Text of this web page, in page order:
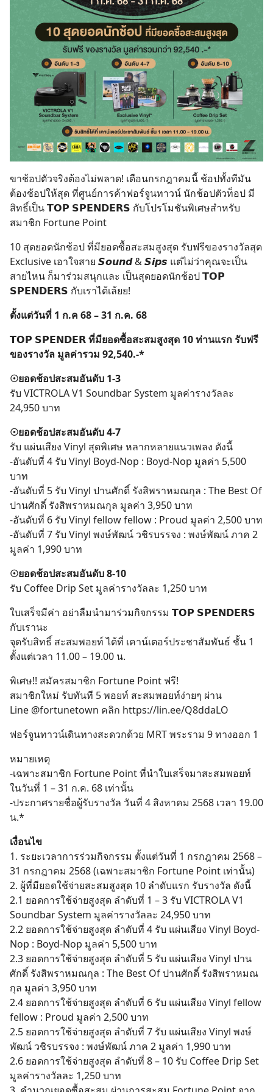
ขาช้อปตัวจริงต้องไม่พลาด! เดือนกรกฎาคมนี้ ช้อปทั้งทีมัน
ต้องช้อปให้สุด ที่ศูนย์การค้าฟอร์จูนทาวน์ นักช้อปตัวท็อป มี
สิทธิ์เป็น 𝗧𝗢𝗣 𝗦𝗣𝗘𝗡𝗗𝗘𝗥𝗦 กับโปรโมชันพิเศษสำหรับ
สมาชิก Fortune Point
10 สุดยอดนักช้อป ที่มียอดซื้อสะสมสูงสุด รับฟรีของรางวัลสุด
Exclusive เอาใจสาย 𝙎𝙤𝙪𝙣𝙙 & 𝙎𝙞𝙥𝙨 แต่ไม่ว่าคุณจะเป็น
สายไหน ก็มาร่วมสนุกและ เป็นสุดยอดนักช้อป 𝗧𝗢𝗣
𝗦𝗣𝗘𝗡𝗗𝗘𝗥𝗦 กับเราได้เล้ยย!
ตั้งแต่วันที่ 1 ก.ค 68 – 31 ก.ค. 68
𝗧𝗢𝗣 𝗦𝗣𝗘𝗡𝗗𝗘𝗥 ที่มียอดซื้อสะสมสูงสุด 10 ท่านแรก รับฟรี
ของรางวัล มูลค่ารวม 92,540.-*
☉ยอดช้อปสะสมอันดับ 1-3​
รับ VICTROLA V1 Soundbar System มูลค่ารางวัลละ
24,950 บาท
☉ยอดช้อปสะสมอันดับ 4-7
รับ แผ่นเสียง Vinyl สุดพิเศษ หลากหลายแนวเพลง ดังนี้
-อันดับที่ 4 รับ Vinyl Boyd-Nop : Boyd-Nop มูลค่า 5,500
บาท
-อันดับที่ 5 รับ Vinyl ปานศักดิ์ รังสิพราหมณกุล : The Best Of
ปานศักดิ์ รังสิพราหมณกุล มูลค่า 3,950 บาท
-อันดับที่ 6 รับ Vinyl fellow fellow : Proud มูลค่า 2,500 บาท
-อันดับที่ 7 รับ Vinyl พงษ์พัฒน์ วชิรบรรจง : พงษ์พัฒน์ ภาค 2
มูลค่า 1,990 บาท
☉ยอดช้อปสะสมอันดับ 8-10​
รับ Coffee Drip Set มูลค่ารางวัลละ 1,250 บาท
ใบเสร็จมีค่า อย่าลืมนำมาร่วมกิจกรรม 𝗧𝗢𝗣 𝗦𝗣𝗘𝗡𝗗𝗘𝗥𝗦
กับเรานะ
จุดรับสิทธิ์ สะสมพอยท์ ได้ที่ เคาน์เตอร์ประชาสัมพันธ์ ชั้น 1
ตั้งแต่เวลา 11.00 – 19.00 น.
พิเศษ!! สมัครสมาชิก Fortune Point ฟรี!
สมาชิกใหม่ รับทันที 5 พอยท์ สะสมพอยท์ง่ายๆ ผ่าน
Line @fortunetown คลิก https://lin.ee/Q8ddaLO
ฟอร์จูนทาวน์เดินทางสะดวกด้วย MRT พระราม 9 ทางออก 1
หมายเหตุ
-เฉพาะสมาชิก Fortune Point ที่นำใบเสร็จมาสะสมพอยท์
ในวันที่ 1 – 31 ก.ค. 68 เท่านั้น
-ประกาศรายชื่อผู้รับรางวัล วันที่ 4 สิงหาคม 2568 เวลา 19.00
น.*
เงื่อนไข
1. ระยะเวลาการร่วมกิจกรรม ตั้งแต่วันที่ 1 กรกฎาคม 2568 –
31 กรกฎาคม 2568 (เฉพาะสมาชิก Fortune Point เท่านั้น)
2. ผู้ที่มียอดใช้จ่ายสะสมสูงสุด 10 ลำดับแรก รับรางวัล ดังนี้
2.1 ยอดการใช้จ่ายสูงสุด ลำดับที่ 1 – 3 รับ VICTROLA V1
Soundbar System มูลค่ารางวัลละ 24,950 บาท
2.2 ยอดการใช้จ่ายสูงสุด ลำดับที่ 4 รับ แผ่นเสียง Vinyl Boyd-
Nop : Boyd-Nop มูลค่า 5,500 บาท
2.3 ยอดการใช้จ่ายสูงสุด ลำดับที่ 5 รับ แผ่นเสียง Vinyl ปาน
ศักดิ์ รังสิพราหมณกุล : The Best Of ปานศักดิ์ รังสิพราหมณ
กุล มูลค่า 3,950 บาท
2.4 ยอดการใช้จ่ายสูงสุด ลำดับที่ 6 รับ แผ่นเสียง Vinyl fellow
fellow : Proud มูลค่า 2,500 บาท
2.5 ยอดการใช้จ่ายสูงสุด ลำดับที่ 7 รับ แผ่นเสียง Vinyl พงษ์
พัฒน์ วชิรบรรจง : พงษ์พัฒน์ ภาค 2 มูลค่า 1,990 บาท
2.6 ยอดการใช้จ่ายสูงสุด ลำดับที่ 8 – 10 รับ Coffee Drip Set
มูลค่ารางวัลละ 1,250 บาท